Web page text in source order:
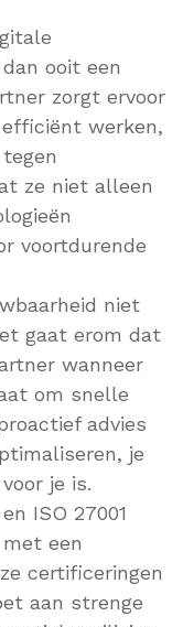
ooit een
zorgt ervoor
werken,
ze niet alleen
voortdurende
niet
gaat erom dat
wanneer
om snelle
advies
je
je is.
ISO 27001
een
certificeringen
aan strenge